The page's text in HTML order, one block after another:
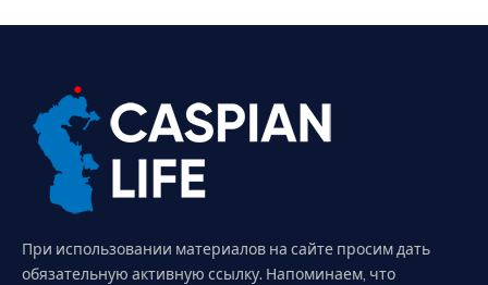
При использовании материалов на сайте просим дать
обязательную активную ссылку. Напоминаем, что